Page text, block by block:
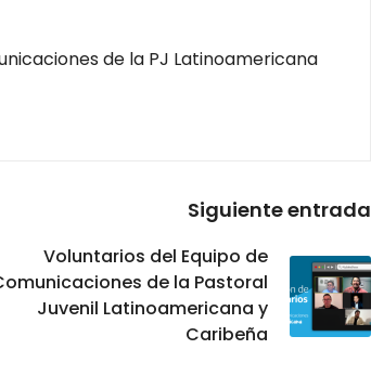
de la PJ Latinoamericana
Siguiente entrada
Voluntarios del Equipo de
de la Pastoral
Juvenil Latinoamericana y
Caribeña